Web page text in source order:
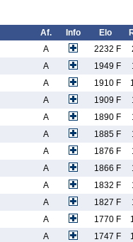
Af. Info Elo
A 2232 F
A 1949 F
A 1910 F
A 1909 F
A 1890 F
A 1885 F
A 1876 F
A 1866 F
A 1832 F
A 1827 F
A 1770 F
A 1747 F